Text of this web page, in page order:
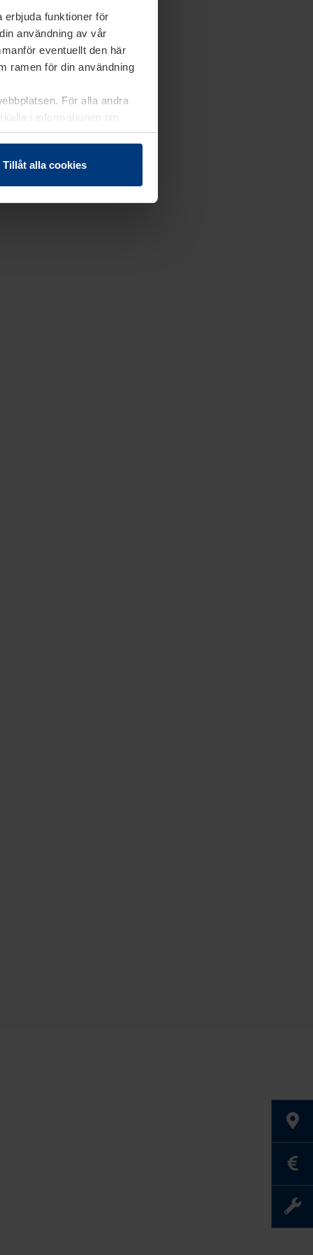
erbjuda funktioner för
användning av vår
eventuellt den här
ramen för din användning
För alla andra
i informationen om
Tillåt alla cookies